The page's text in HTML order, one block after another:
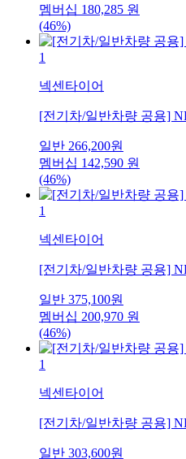
멤버십 180,285 원
(46%)
1
넥센타이어
[전기차/일반차량 공용]
일반 266,200원
멤버십 142,590 원
(46%)
1
넥센타이어
[전기차/일반차량 공용]
일반 375,100원
멤버십 200,970 원
(46%)
1
넥센타이어
[전기차/일반차량 공용]
일반 303,600원